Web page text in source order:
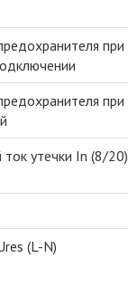
при
при
утечки In (8/20)
(L-N)